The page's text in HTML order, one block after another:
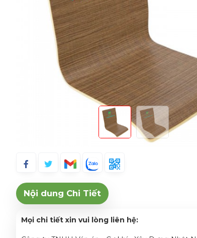
Nội dung Chi Tiết
Mọi chi tiết xin vui lòng liên hệ: